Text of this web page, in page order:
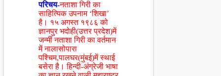
परिचय-नताशा गिरी का
साहित्यिक उपनाम ‘शिखा’
है। १५ अगस्त १९८६ को
ज्ञानपुर भदोही(उत्तर प्रदेश)में
जन्मीं नताशा गिरी का वर्तमान
में नालासोपारा
पश्चिम,पालघर(मुंबई)में स्थाई
बसेरा है। हिन्दी-अंग्रेजी भाषा